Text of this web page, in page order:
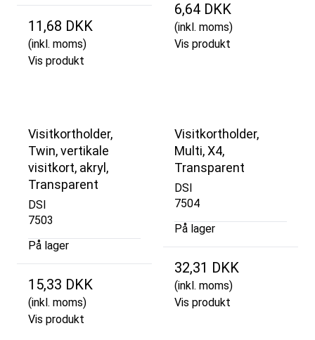
11,68 DKK
(inkl. moms)
Vis produkt
6,64 DKK
(inkl. moms)
Vis produkt
Visitkortholder,
Twin, vertikale
visitkort, akryl,
Transparent
DSI
7503
På lager
15,33 DKK
(inkl. moms)
Vis produkt
Visitkortholder,
Multi, X4,
Transparent
DSI
7504
På lager
32,31 DKK
(inkl. moms)
Vis produkt